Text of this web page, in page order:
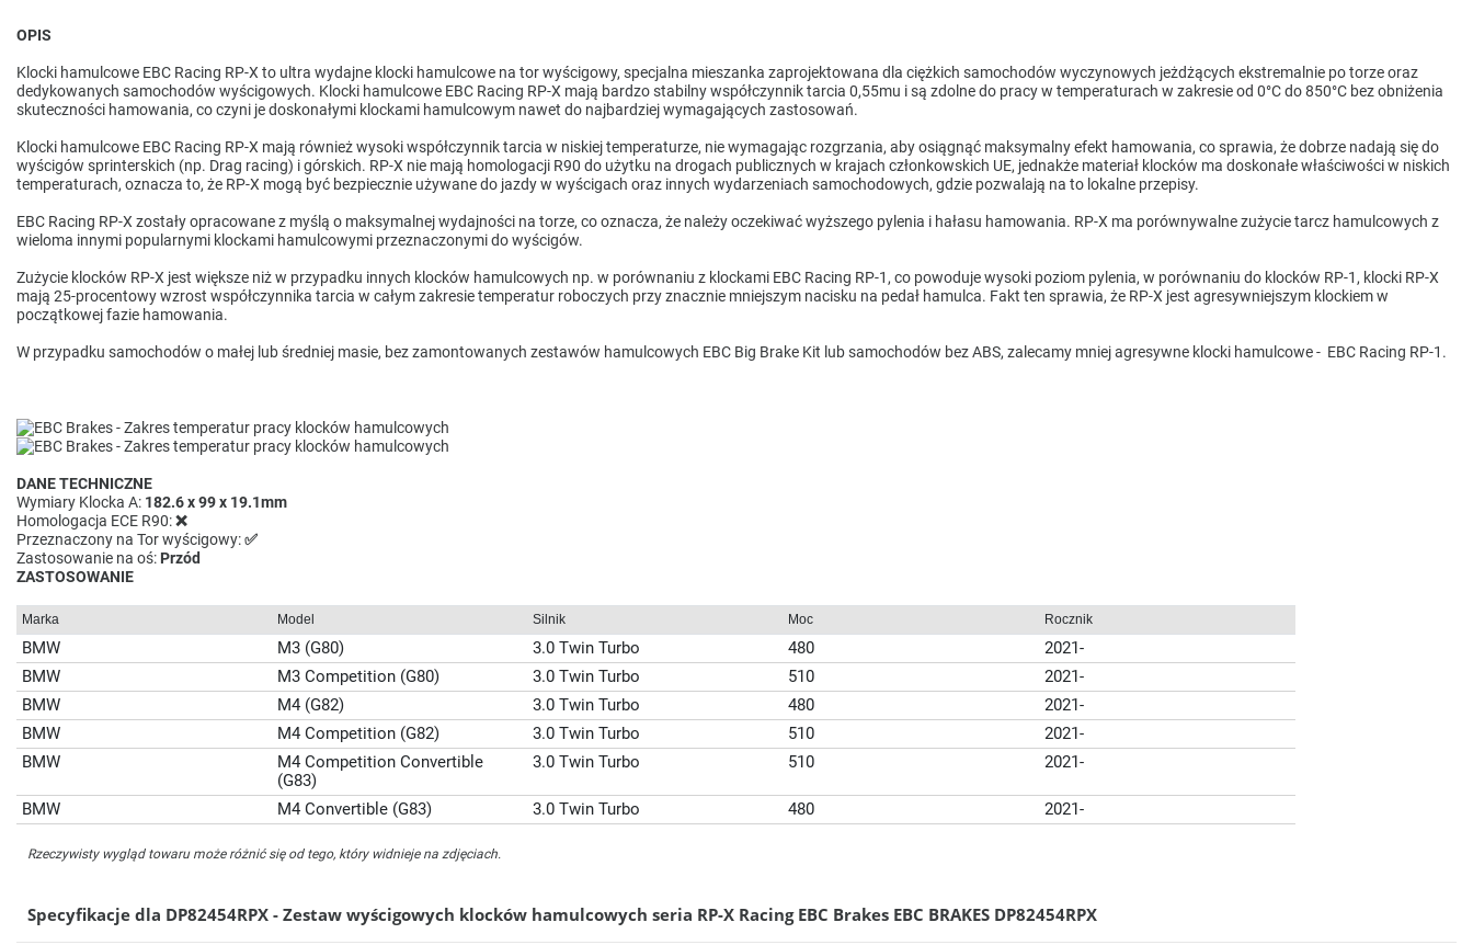
OPIS
Klocki hamulcowe EBC Racing RP-X to ultra wydajne klocki hamulcowe na tor wyścigowy, specjalna mieszanka zaprojektowana dla ciężkich samochodów wyczynowych jeżdżących ekstremalnie po torze oraz
dedykowanych samochodów wyścigowych. Klocki hamulcowe EBC Racing RP-X mają bardzo stabilny współczynnik tarcia 0,55mu i są zdolne do pracy w temperaturach w zakresie od 0°C do 850°C bez obniżenia
skuteczności hamowania, co czyni je doskonałymi klockami hamulcowym nawet do najbardziej wymagających zastosowań.
Klocki hamulcowe EBC Racing RP-X mają również wysoki współczynnik tarcia w niskiej temperaturze, nie wymagając rozgrzania, aby osiągnąć maksymalny efekt hamowania, co sprawia, że dobrze nadają się do
wyścigów sprinterskich (np. Drag racing) i górskich. RP-X nie mają homologacji R90 do użytku na drogach publicznych w krajach członkowskich UE, jednakże materiał klocków ma doskonałe właściwości w niskich
temperaturach, oznacza to, że RP-X mogą być bezpiecznie używane do jazdy w wyścigach oraz innych wydarzeniach samochodowych, gdzie pozwalają na to lokalne przepisy.
EBC Racing RP-X zostały opracowane z myślą o maksymalnej wydajności na torze, co oznacza, że należy oczekiwać wyższego pylenia i hałasu hamowania. RP-X ma porównywalne zużycie tarcz hamulcowych z
wieloma innymi popularnymi klockami hamulcowymi przeznaczonymi do wyścigów.
Zużycie klocków RP-X jest większe niż w przypadku innych klocków hamulcowych np. w porównaniu z klockami EBC Racing RP-1, co powoduje wysoki poziom pylenia, w porównaniu do klocków RP-1, klocki RP-X
mają 25-procentowy wzrost współczynnika tarcia w całym zakresie temperatur roboczych przy znacznie mniejszym nacisku na pedał hamulca. Fakt ten sprawia, że RP-X jest agresywniejszym klockiem w
początkowej fazie hamowania.
W przypadku samochodów o małej lub średniej masie, bez zamontowanych zestawów hamulcowych EBC Big Brake Kit lub samochodów bez ABS, zalecamy mniej agresywne klocki hamulcowe - EBC Racing RP-1.
DANE TECHNICZNE
Wymiary Klocka A: 182.6 x 99 x 19.1mm
Homologacja ECE R90:❌
Przeznaczony na Tor wyścigowy:✅
Zastosowanie na oś: Przód
ZASTOSOWANIE
Marka Model Silnik Moc Rocznik
BMW M3 (G80) 3.0 Twin Turbo 480
2021-
BMW
M3 Competition (G80) 3.0 Twin Turbo 510
2021-
BMW
M4 (G82) 3.0 Twin Turbo 480
2021-
BMW
M4 Competition (G82) 3.0 Twin Turbo 510
2021-
BMW
M4 Competition Convertible
(G83)
3.0 Twin Turbo 510 2021-
BMW M4 Convertible (G83) 3.0 Twin Turbo 480 2021-
Rzeczywisty wygląd towaru może różnić się od tego, który widnieje na zdjęciach.
Specyfikacje dla DP82454RPX - Zestaw wyścigowych klocków hamulcowych seria RP-X Racing EBC Brakes EBC BRAKES DP82454RPX